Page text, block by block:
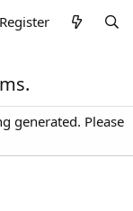
Register
generated. Please